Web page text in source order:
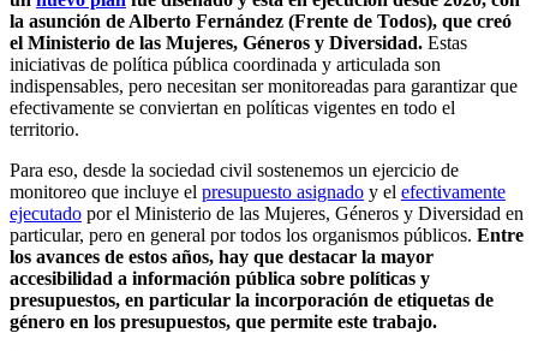
la asunción de Alberto Fernández (Frente de Todos), que creó
el Ministerio de las Mujeres, Géneros y Diversidad. Estas
iniciativas de política pública coordinada y articulada son
indispensables, pero necesitan ser monitoreadas para garantizar que
efectivamente se conviertan en políticas vigentes en todo el
territorio.
Para eso, desde la sociedad civil sostenemos un ejercicio de
monitoreo que incluye el presupuesto asignado y el efectivamente
ejecutado por el Ministerio de las Mujeres, Géneros y Diversidad en
particular, pero en general por todos los organismos públicos. Entre
los avances de estos años, hay que destacar la mayor
accesibilidad a información pública sobre políticas y
presupuestos, en particular la incorporación de etiquetas de
género en los presupuestos, que permite este trabajo.